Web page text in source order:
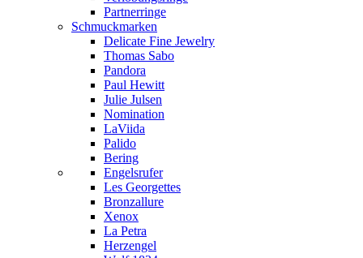
Partnerringe
Schmuckmarken
Delicate Fine Jewelry
Thomas Sabo
Pandora
Paul Hewitt
Julie Julsen
Nomination
LaViida
Palido
Bering
Engelsrufer
Les Georgettes
Bronzallure
Xenox
La Petra
Herzengel